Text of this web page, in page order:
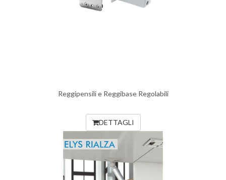
Reggipensili e Reggibase Regolabili
DETTAGLI